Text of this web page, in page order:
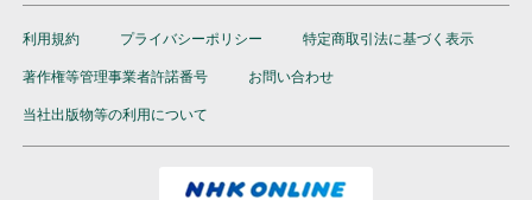
利用規約 プライバシーポリシー 特定商取引法に基づく表示
著作権等管理事業者許諾番号 お問い合わせ
当社出版物等の利用について